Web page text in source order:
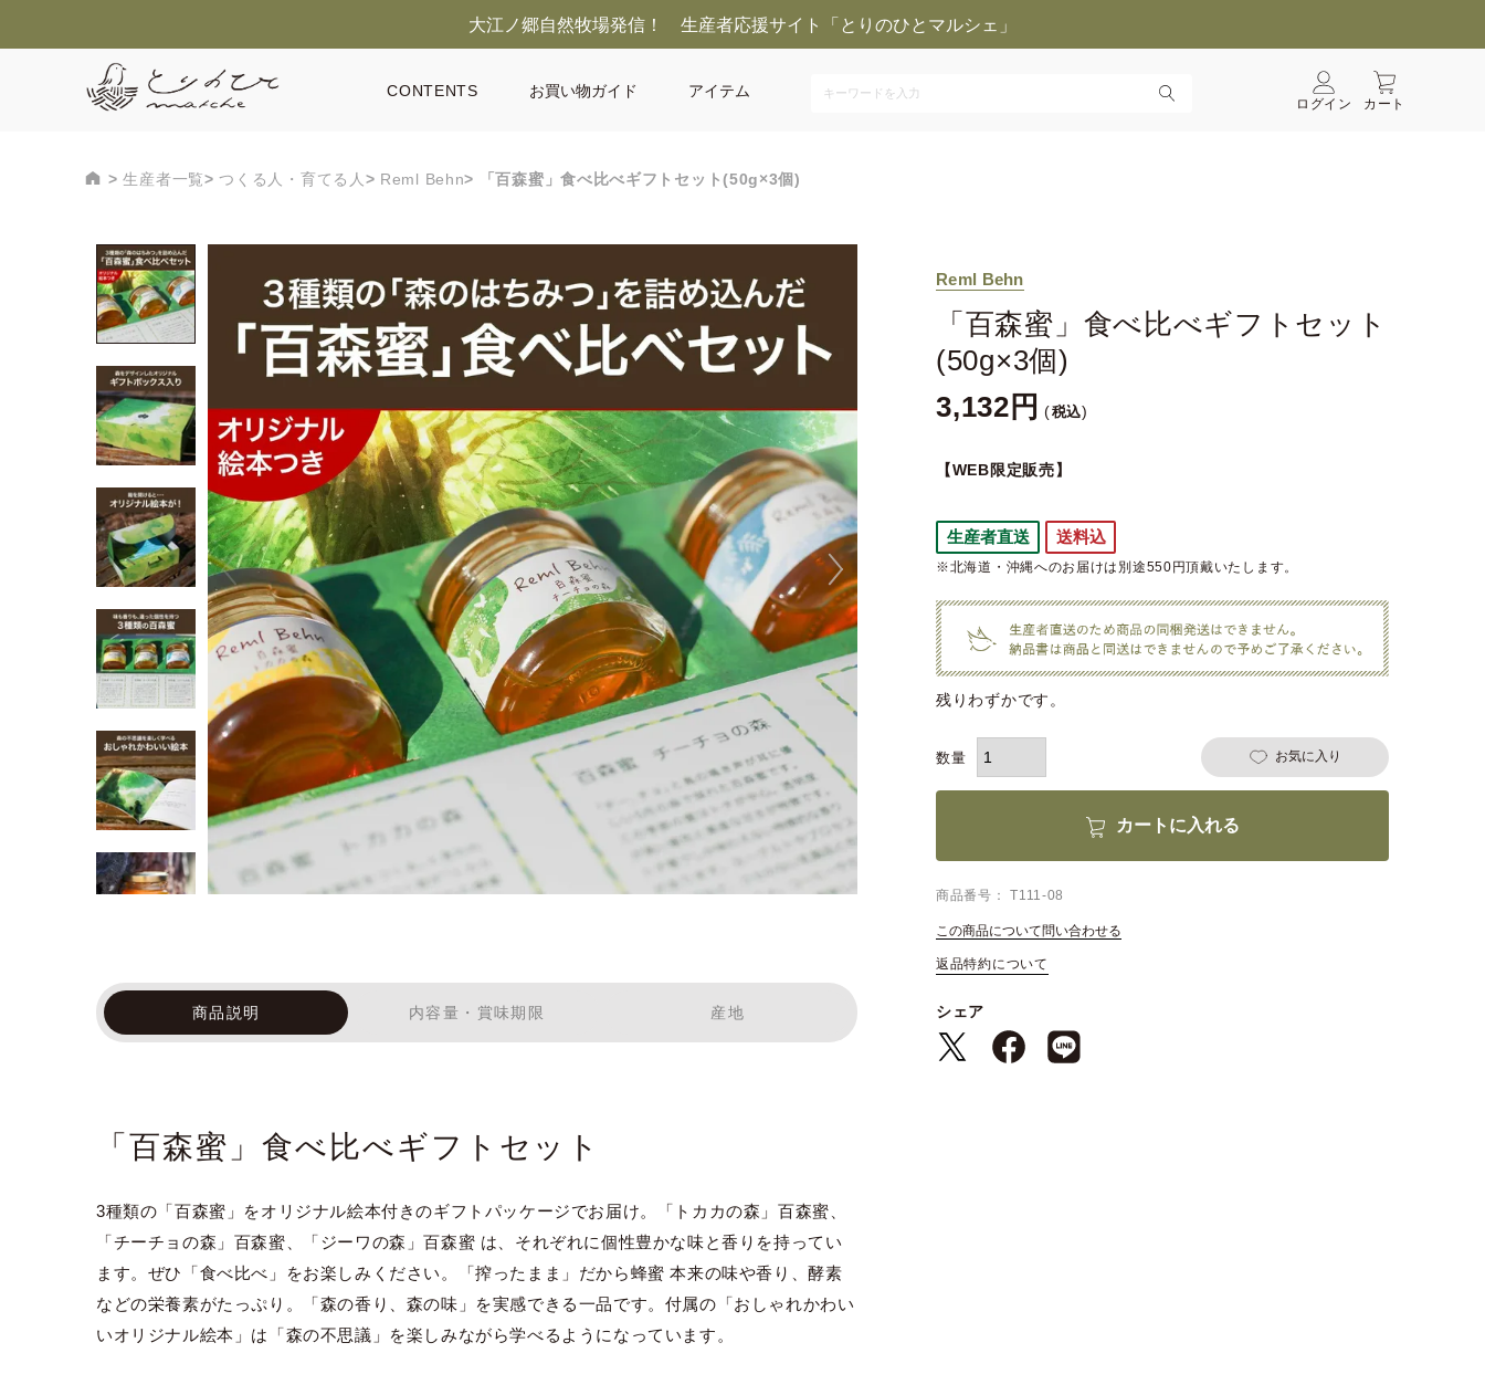
大江ノ郷自然牧場発信！ 生産者応援サイト「とりのひとマルシェ」
CONTENTS お買い物ガイド アイテム
ログイン カート
生産者一覧 つくる人・育てる人 Reml Behn 「百森蜜」食べ比べギフトセット(50g×3個)
Reml Behn
「百森蜜」食べ比べギフトセット
(50g×3個)
3,132
税込
【WEB限定販売】
生産者直送 送料込
※北海道・沖縄へのお届けは別途550円頂戴いたします。
残りわずかです。
お気に入り
カートに入れる
商品番号 T111-08
この商品について問い合わせる
返品特約について
シェア
商品説明 内容量・賞味期限 産地
「百森蜜」食べ比べギフトセット
3種類の「百森蜜」をオリジナル絵本付きのギフトパッケージでお届け。「トカカの森」百森蜜、
「チーチョの森」百森蜜、「ジーワの森」百森蜜 は、それぞれに個性豊かな味と香りを持ってい
ます。ぜひ「食べ比べ」をお楽しみください。「搾ったまま」だから蜂蜜 本来の味や香り、酵素
などの栄養素がたっぷり。「森の香り、森の味」を実感できる一品です。付属の「おしゃれかわい
いオリジナル絵本」は「森の不思議」を楽しみながら学べるようになっています。